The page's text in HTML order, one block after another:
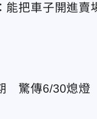
把車子開進賣
驚傳6/30熄燈